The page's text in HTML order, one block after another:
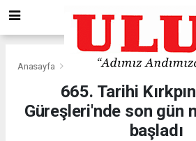
Anasayfa
665. Tarihi
Güreşleri'nde son gün
başladı